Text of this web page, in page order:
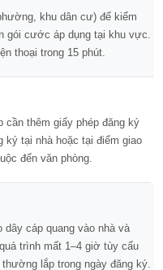
khu dân cư) để kiểm
gói cước áp dụng tại khu vực.
thoại trong 15 phút.
cần thêm giấy phép đăng ký
ký tại nhà hoặc tại điểm giao
đến văn phòng.
dây cáp quang vào nhà và
trình mất 1–4 giờ tùy cấu
lắp trong ngày đăng ký.